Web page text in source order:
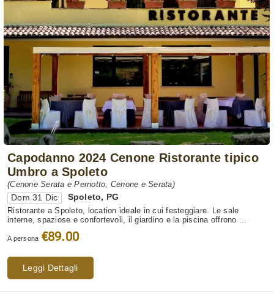
Capodanno 2024 Cenone Ristorante tipico
Umbro a Spoleto
(Cenone Serata e Pernotto, Cenone e Serata)
Dom 31 Dic Spoleto, PG
Ristorante a Spoleto, location ideale in cui festeggiare. Le sale
interne, spaziose e confortevoli, il giardino e la piscina offrono ...
A persona €89.00
Leggi Dettagli